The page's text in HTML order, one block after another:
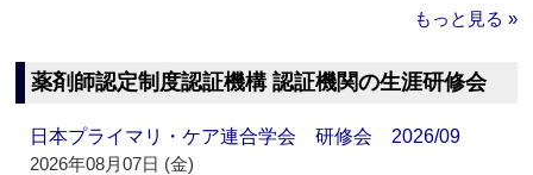
もっと見る »
薬剤師認定制度認証機構 認証機関の生涯研修会
日本プライマリ・ケア連合学会 研修会 2026/09
2026年08月07日 (金)